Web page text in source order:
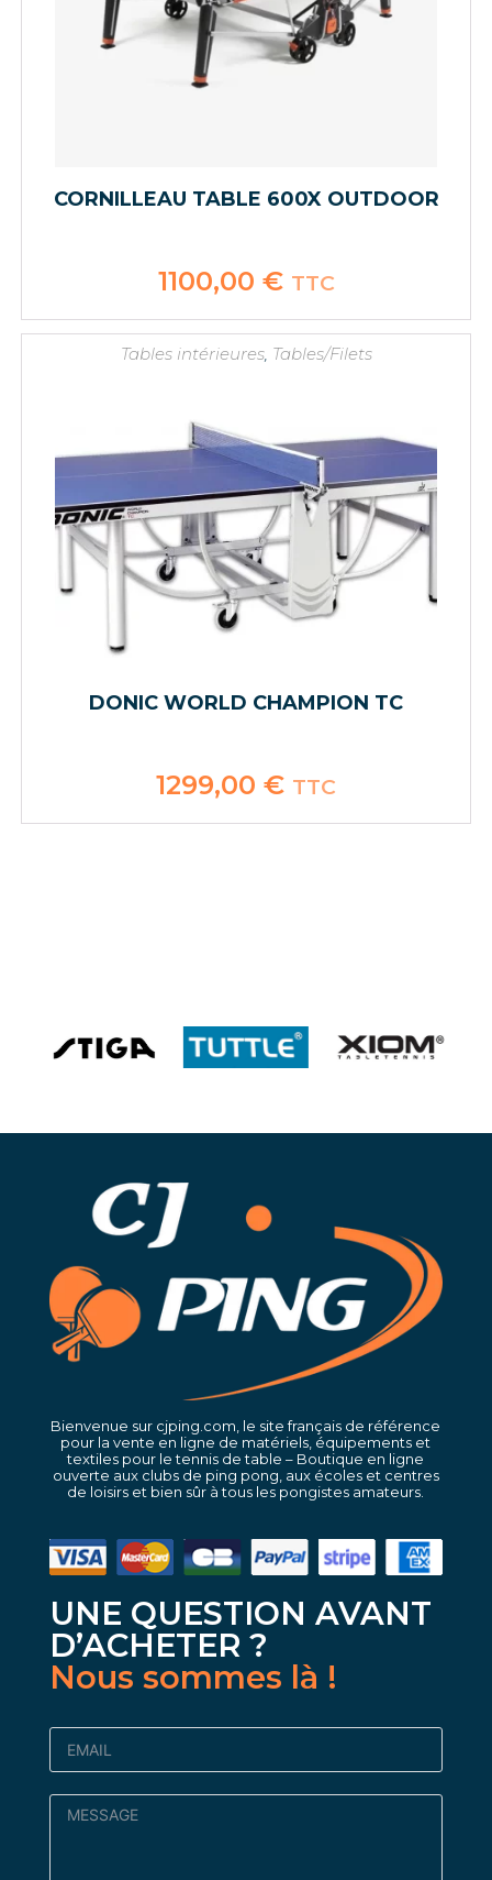
CORNILLEAU TABLE 600X OUTDOOR
1100,00 € TTC
Tables intérieures, Tables/Filets
DONIC WORLD CHAMPION TC
1299,00 € TTC
Bienvenue sur cjping.com, le site français de référence
pour la vente en ligne de matériels, équipements et
textiles pour le tennis de table – Boutique en ligne
ouverte aux clubs de ping pong, aux écoles et centres
de loisirs et bien sûr à tous les pongistes amateurs.
UNE QUESTION AVANT
D’ACHETER ?
Nous sommes là !